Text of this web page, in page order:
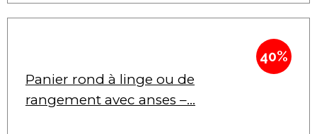
40%
Panier rond à linge ou de
rangement avec anses –...